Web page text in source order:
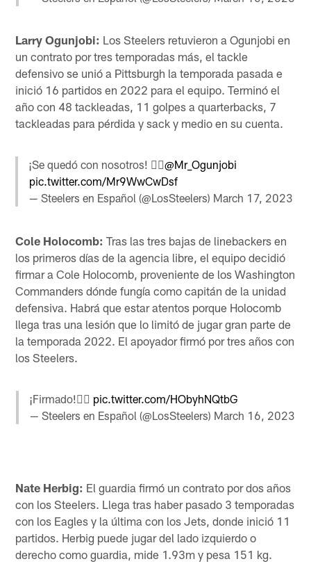
Larry Ogunjobi: Los Steelers retuvieron a Ogunjobi en
un contrato por tres temporadas más, el tackle
defensivo se unió a Pittsburgh la temporada pasada e
inició 16 partidos en 2022 para el equipo. Terminó el
año con 48 tackleadas, 11 golpes a quarterbacks, 7
tackleadas para pérdida y sack y medio en su cuenta.
¡Se quedó con nosotros! ✍🏽@Mr_Ogunjobi
pic.twitter.com/Mr9WwCwDsf
— Steelers en Español (@LosSteelers) March 17, 2023
Cole Holocomb: Tras las tres bajas de linebackers en
los primeros días de la agencia libre, el equipo decidió
firmar a Cole Holocomb, proveniente de los Washington
Commanders dónde fungía como capitán de la unidad
defensiva. Habrá que estar atentos porque Holocomb
llega tras una lesión que lo limitó de jugar gran parte de
la temporada 2022. El apoyador firmó por tres años con
los Steelers.
¡Firmado!✍🏼 pic.twitter.com/HObyhNQtbG
— Steelers en Español (@LosSteelers) March 16, 2023
Nate Herbig: El guardia firmó un contrato por dos años
con los Steelers. Llega tras haber pasado 3 temporadas
con los Eagles y la última con los Jets, donde inició 11
partidos. Herbig puede jugar del lado izquierdo o
derecho como guardia, mide 1.93m y pesa 151 kg.